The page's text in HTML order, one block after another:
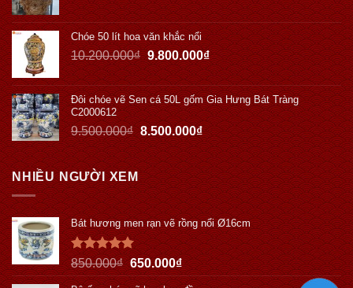
Chóe 50 lít hoa văn khắc nổi
10.200.000₫ 9.800.000₫
Đôi chóe vẽ Sen cá 50L gốm Gia Hưng Bát Tràng
C2000612
9.500.000₫ 8.500.000₫
NHIỀU NGƯỜI XEM
Bát hương men rạn vẽ rồng nổi Ø16cm
Được xếp
hạng5.00
850.000₫ 650.000₫